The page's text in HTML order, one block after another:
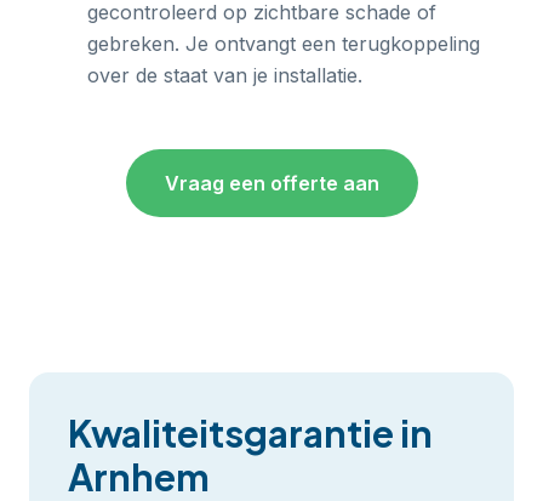
gecontroleerd op zichtbare schade of
gebreken. Je ontvangt een terugkoppeling
over de staat van je installatie.
Vraag een offerte aan
Kwaliteitsgarantie in
Arnhem